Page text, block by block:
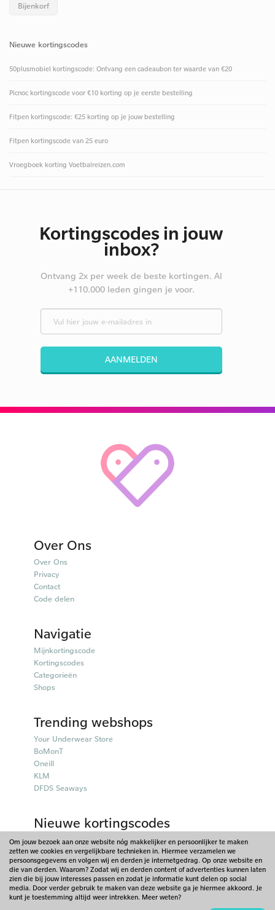
Bijenkorf
Nieuwe kortingscodes
50plusmobiel kortingscode: Ontvang een cadeaubon ter waarde van €20
Picnoc kortingscode voor €10 korting op je eerste bestelling
Fitpen kortingscode: €25 korting op je jouw bestelling
Fitpen kortingscode van 25 euro
Vroegboek korting Voetbalreizen.com
Kortingscodes in jouw
inbox?
Ontvang 2x per week de beste kortingen. Al
+110.000 leden gingen je voor.
AANMELDEN
Over Ons
Over Ons
Privacy
Contact
Code delen
Navigatie
Mijnkortingscode
Kortingscodes
Categorieën
Shops
Trending webshops
Your Underwear Store
BoMonT
Oneill
KLM
DFDS Seaways
Nieuwe kortingscodes
50plusmobiel kortingscodes
Parfumado kortingscodes
Fitpen kortingscodes
Things I Like Things I Love kortingscodes
Briters kortingscodes
Om jouw bezoek aan onze website nóg makkelijker en persoonlijker te maken
zetten we cookies en vergelijkbare technieken in. Hiermee verzamelen we
persoonsgegevens en volgen wij en derden je internetgedrag. Op onze website en
die van derden. Waarom? Zodat wij en derden content of advertenties kunnen laten
zien die bij jouw interesses passen en zodat je informatie kunt delen op social
media. Door verder gebruik te maken van deze website ga je hiermee akkoord. Je
kunt je toestemming altijd weer intrekken. Meer weten?